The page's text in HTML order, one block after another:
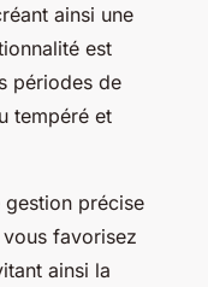
ainsi une
est
périodes de
tempéré et
gestion précise
favorisez
ainsi la